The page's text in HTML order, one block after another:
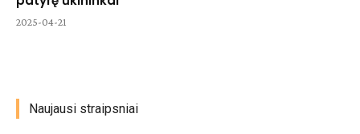
2025-04-21
Naujausi straipsniai